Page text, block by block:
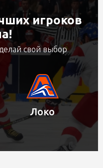
игроков
свой выбор
Локо